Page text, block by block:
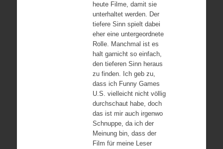
heute Filme, damit sie
unterhaltet werden. Der
tiefere Sinn spielt dabei
eher eine untergeordnete
Rolle. Manchmal ist es
halt garnicht so einfach,
den tieferen Sinn heraus
zu finden. Ich geb zu,
dass ich Funny Games
U.S. vielleicht nicht völlig
durchschaut habe, doch
das ist mir auch irgenwo
Schnuppe, da ich der
Meinung bin, dass der
Film für meine Leser